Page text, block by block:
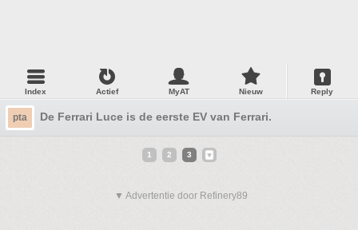
Index Actief MyAT Nieuw Reply
pta De Ferrari Luce is de eerste EV van Ferrari.
1 2 3
▼ Advertentie door Refinery89